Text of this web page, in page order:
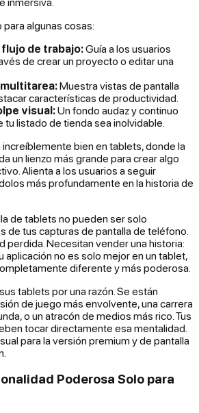
algunas cosas:
de trabajo:Guía a los usuarios
de crear un proyecto o editar una
Muestra vistas de pantalla
características de productividad.
visual:Un fondo audaz y continuo
tu listado de tienda sea inolvidable.
bien en tablets, donde la
un lienzo más grande para crear algo
Alienta a los usuarios a seguir
más profundamente en la historia de
de tablets no pueden ser solo
de tus capturas de pantalla de teléfono.
perdida. Necesitan vender una historia:
aplicación no es solo mejoren un tablet,
diferente y más poderosa.
tablets por una razón. Se están
de juego más envolvente, una carrera
o un atracón de medios más rico. Tus
tocar directamente esa mentalidad.
para la versión premium y de pantalla
Poderosa Solo para